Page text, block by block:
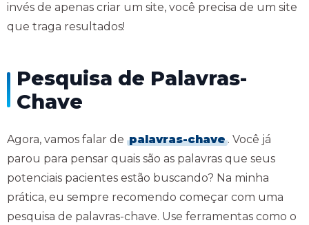
invés de apenas criar um site, você precisa de um site
que traga resultados!
Pesquisa de Palavras-
Chave
Agora, vamos falar de palavras-chave . Você já
parou para pensar quais são as palavras que seus
potenciais pacientes estão buscando? Na minha
prática, eu sempre recomendo começar com uma
pesquisa de palavras-chave. Use ferramentas como o